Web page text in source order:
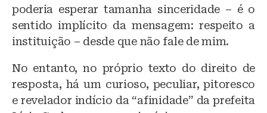
poderia esperar tamanha sinceridade – é o
sentido implícito da mensagem: respeito a
instituição – desde que não fale de mim.
No entanto, no próprio texto do direito de
resposta, há um curioso, peculiar, pitoresco
e revelador indício da “afinidade” da prefeita